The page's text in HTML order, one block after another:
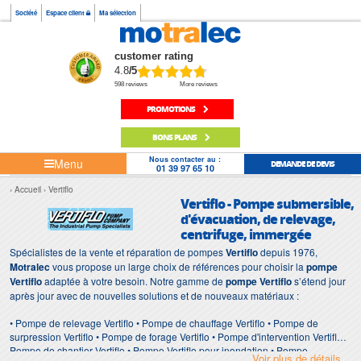
Société Espace client Ma sélection
customer rating
4.8/5
598 reviews More reviews
PROMOTIONS
BONS PLANS
Menu Nous contacter au :
01 39 97 65 10 DEMANDE DE DEVIS
Accueil Vertiflo
Vertiflo - Pompe submersible,
d'évacuation, de relevage,
centrifuge, immergée
Spécialistes de la vente et réparation de pompesVertiflodepuis 1976,
Motralecvous propose un large choix de références pour choisir la pompe
Vertifloadaptée à votre besoin. Notre gamme depompe Vertiflos’étend jour
après jour avec de nouvelles solutions et de nouveaux matériaux :
• Pompe de relevage Vertiflo • Pompe de chauffage Vertiflo • Pompe de
surpression Vertiflo • Pompe de forage Vertiflo • Pompe d'intervention Vertiflo •
Pompe de chantier Vertiflo • Pompe Vertiflo pour inondation • Pompe